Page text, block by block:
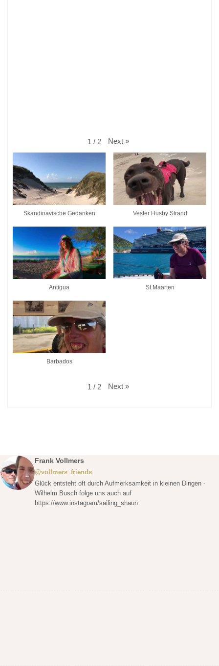
1 / 2 Next »
Skandinavische Gedanken Vester Husby Strand
Antigua St.Maarten
Barbados
1 / 2 Next »
Frank Vollmers
@vollmers_friends
Glück entsteht oft durch Aufmerksamkeit in kleinen Dingen -
Wilhelm Busch folge uns auch auf
https://www.instagram/sailing_shaun